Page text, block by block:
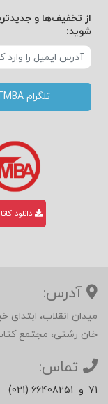
از تخفیف‌ها و
شوید:
تلگرام TMBA
دانلود
آدرس:
خان رشتی، مجتمع
تماس:
(021) 66408251 و 71